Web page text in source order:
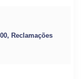
Reclamações